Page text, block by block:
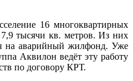
16 многоквартирных
тысячи кв. метров. Из них
на аварийный жилфонд. Уже
Аквилон ведёт эту работу
по договору КРТ.